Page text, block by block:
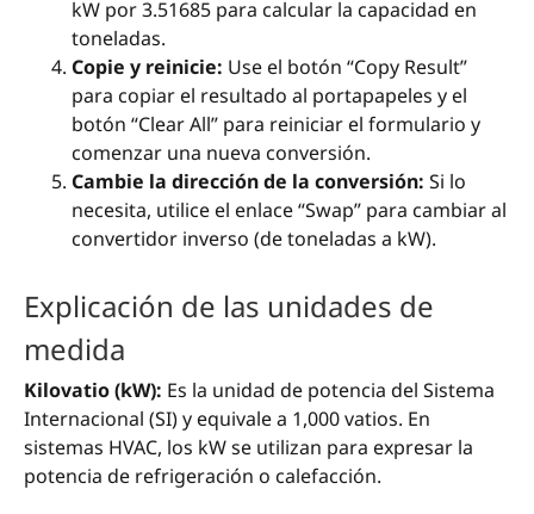
kW por 3.51685 para calcular la capacidad en
toneladas.
Copie y reinicie: Use el botón “Copy Result”
para copiar el resultado al portapapeles y el
botón “Clear All” para reiniciar el formulario y
comenzar una nueva conversión.
Cambie la dirección de la conversión: Si lo
necesita, utilice el enlace “Swap” para cambiar al
convertidor inverso (de toneladas a kW).
Explicación de las unidades de
medida
Kilovatio (kW): Es la unidad de potencia del Sistema
Internacional (SI) y equivale a 1,000 vatios. En
sistemas HVAC, los kW se utilizan para expresar la
potencia de refrigeración o calefacción.